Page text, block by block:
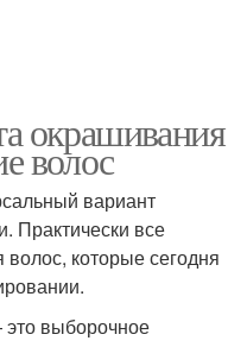
окрашивания
волос
вариант
Практически все
которые сегодня
выборочное